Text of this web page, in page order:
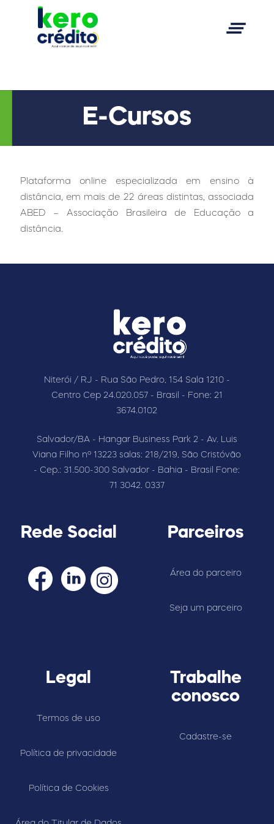
clear_all
E-Cursos
Plataforma online especializada em ensino à
distância, em mais de 22 áreas distintas, associada
ABED – Associação Brasileira de Educação a
distância.
Niterói / RJ - Rua São Pedro, 154 Sala 1210 -
Centro Cep 24.020.057 - Brasil - Fone: 21
3674.0102
Salvador/BA - Hangar Business Park 2 - Av. Luis
Viana Filho nº 13223 salas: 218/219, São Cristóvão
- Cep.: 31.500-300 Salvador - Bahia - Brasil Fone:
71 3042. 0337
Rede Social Parceiros
Área do parceiro
Seja um parceiro
Legal
Termos de uso
Política de privacidade
Política de Cookies
Trabalhe
conosco
Cadastre-se